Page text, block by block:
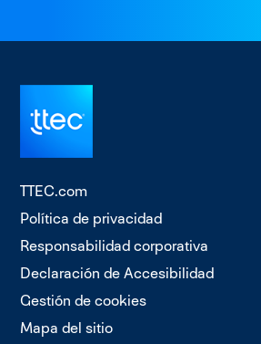
TTEC.com
Política de privacidad
Responsabilidad corporativa
Declaración de Accesibilidad
Gestión de cookies
Mapa del sitio